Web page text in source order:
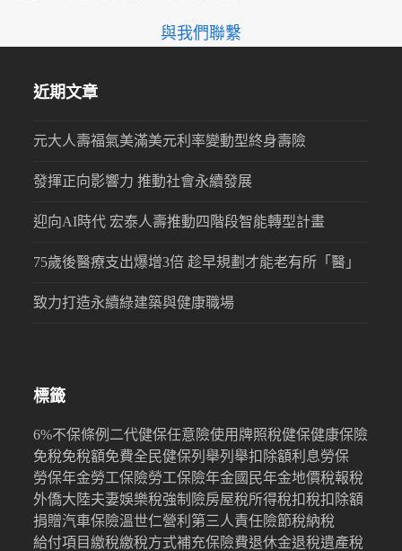
與我們聯繫
近期文章
元大人壽福氣美滿美元利率變動型終身壽險
發揮正向影響力 推動社會永續發展
迎向AI時代 宏泰人壽推動四階段智能轉型計畫
75歲後醫療支出爆增3倍 趁早規劃才能老有所「醫」
致力打造永續綠建築與健康職場
標籤
6%不保條例 二代健保任意險使用牌照稅健保健康保險
免稅免稅額免費全民健保列舉列舉扣除額利息勞保
勞保年金勞工保險勞工保險年金國民年金地價稅報稅
外僑大陸夫妻娛樂稅強制險房屋稅所得稅扣稅扣除額
捐贈汽車保險溫世仁營利 第三人責任險節稅納稅
給付項目繳稅繳稅方式補充保險費退休金退稅遺產稅